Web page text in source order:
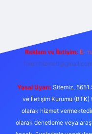
Reklam ve İletişim: E-
forumhizmeti@gmail.com
Yasal Uyarı: Sitemiz, 5651
ve İletişim Kurumu (BTK)
olarak hizmet
olarak denetleme veya